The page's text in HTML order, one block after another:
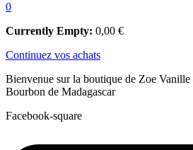
0
Currently Empty: 0,00 €
Continuez vos achats
Bienvenue sur la boutique de Zoe
Bourbon de Madagascar
Facebook-square